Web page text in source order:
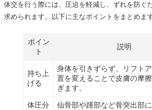
体交を行う際には、圧迫を軽減し、ずれを防ぐ
求められます。以下に主なポイントをまとめます
ポイン
ト
説明
持ち上
げる
身体を引きずらず、リフト
置を変えることで皮膚の摩
ぎます。
体圧分
仙骨部や踵部など骨突出部